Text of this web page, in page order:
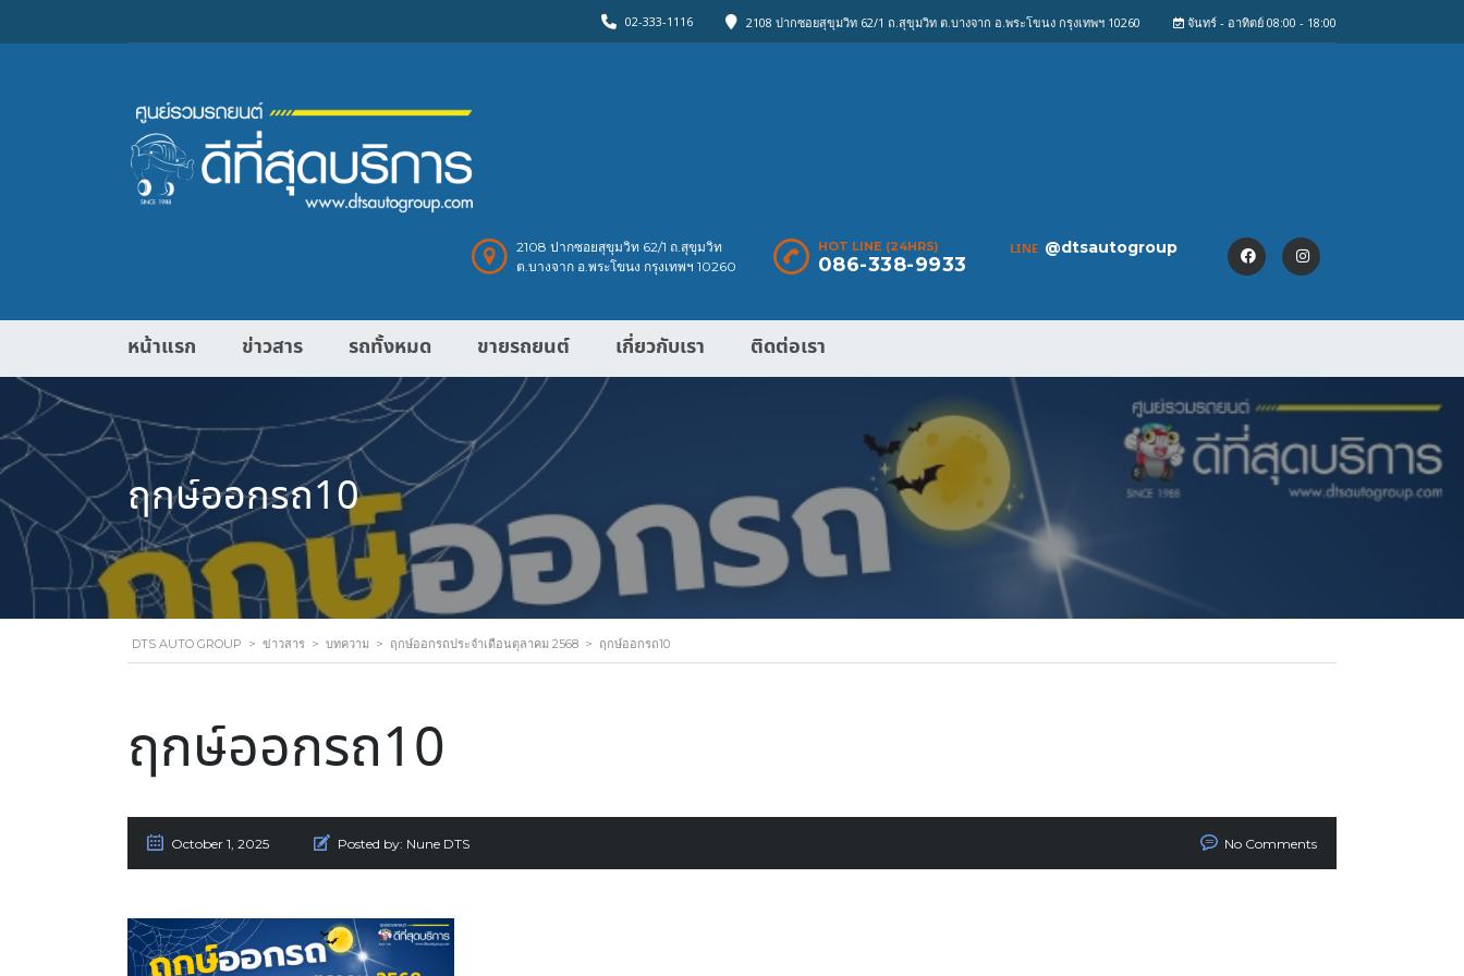
จันทร์ - อาทิตย์ 08:00 - 18:00
2108 ปากซอยสุขุมวิท 62/1 ถ.สุขุมวิท ต.บางจาก อ.พระโขนง กรุงเทพฯ 10260
02-333-1116
LINE @dtsautogroup
HOT LINE (24HRS)
086-338-9933
2108 ปากซอยสุขุมวิท 62/1 ถ.สุขุมวิท
ต.บางจาก อ.พระโขนง กรุงเทพฯ 10260
หน้าแรก ข่าวสาร รถทั้งหมด ขายรถยนต์ เกี่ยวกับเรา ติดต่อเรา
ฤกษ์ออกรถ10
DTS AUTO GROUP > ข่าวสาร > บทความ > ฤกษ์ออกรถประจำเดือนตุลาคม 2568 > ฤกษ์ออกรถ10
ฤกษ์ออกรถ10
October 1, 2025 Posted by: Nune DTS No Comments